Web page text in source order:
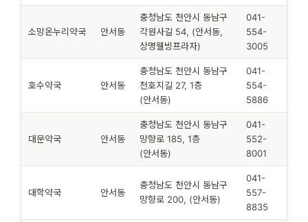
소망온누리약국 안서동
충청남도 천안시 동남구
각원사길 54, (안서동,
상명웰빙프라자)
041-
554-
3005
호수약국 안서동
충청남도 천안시 동남구
천호지길 27, 1층
(안서동)
041-
554-
5886
대문약국 안서동
충청남도 천안시 동남구
망향로 185, 1층
(안서동)
041-
552-
8001
대학약국 안서동
충청남도 천안시 동남구
망향로 200, (안서동)
041-
557-
8835